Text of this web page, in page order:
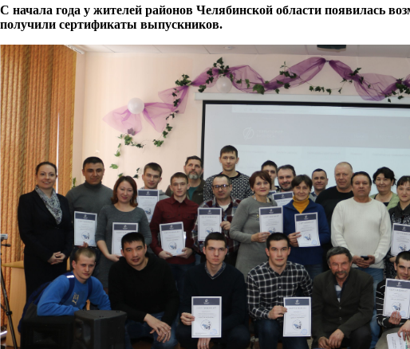
С начала года у жителей районов Челябинской области появилась
получили сертификаты выпускников.